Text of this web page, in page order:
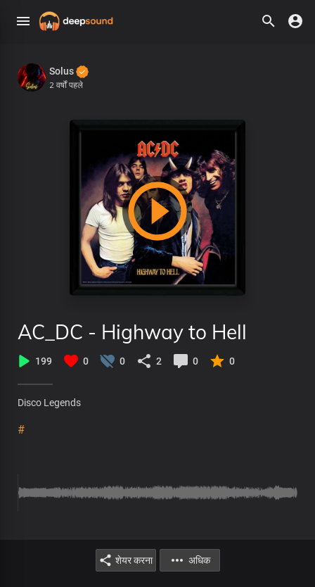
Solus
2 वर्षों पहले
AC_DC - Highway to Hell
199 0 0 2 0 0
Disco Legends
#
शेयर करना अधिक